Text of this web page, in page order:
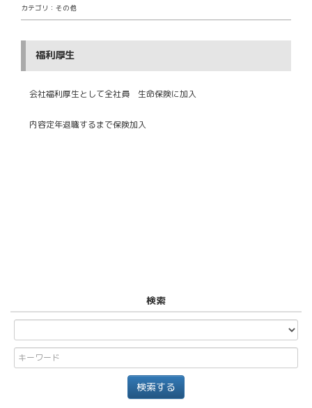
カテゴリ：その他
福利厚生
会社福利厚生として全社員 生命保険に加入
内容定年退職するまで保険加入
検索